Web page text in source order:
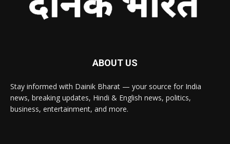
ABOUT US
Stay informed with Dainik Bharat — your source for India
news, breaking updates, Hindi & English news, politics,
business, entertainment, and more.